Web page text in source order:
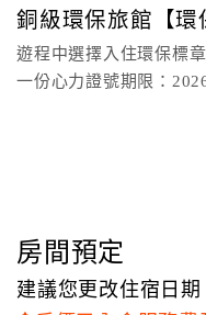
顧
滿
意
管
Cold Stone Creamery,
and ready to help you
transportation. Just ask!
美麗海灘。我們很樂意
難忘的一天！
銅級環保旅館【環
遊程中選擇入住環保標
一份心力證號期限：
房間預定
建議您更改住宿日